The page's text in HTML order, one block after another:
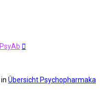
in Übersicht Psychopharmaka